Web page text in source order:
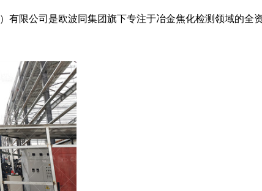
有限公司是欧波同集团旗下专注于冶金焦化检测领域的